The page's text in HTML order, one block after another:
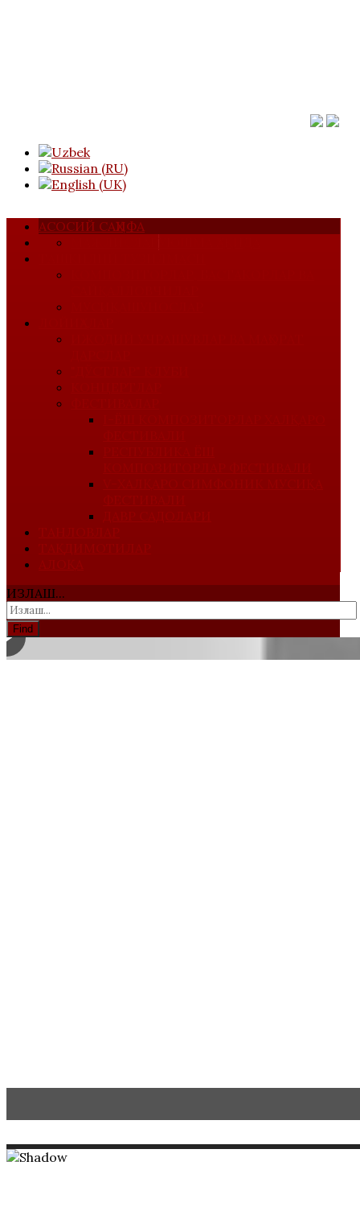
АСОСИЙ САҲИФА
ИЗЛАШ...
Find